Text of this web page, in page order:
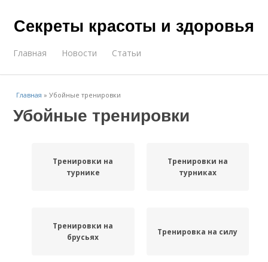
Секреты красоты и здоровья
Главная Новости Статьи
Главная »Убойные тренировки
Убойные тренировки
Тренировки на
турнике
Тренировки на
турниках
Тренировки на
брусьях
Тренировка на силу